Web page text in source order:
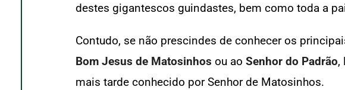
destes gigantescos guindastes, bem como toda a
Contudo, se não prescindes de conhecer os
Bom Jesus de Matosinhos ou ao Senhor do Padrão,
mais tarde conhecido por Senhor de Matosinhos.